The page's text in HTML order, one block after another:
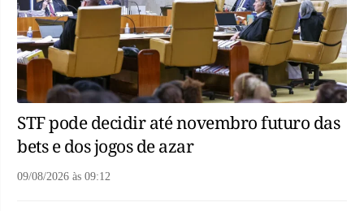
STF pode decidir até novembro futuro das
bets e dos jogos de azar
09/08/2026 às 09:12